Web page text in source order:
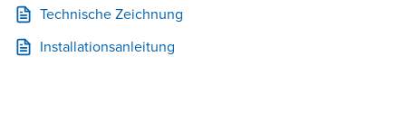
Technische Zeichnung
Installationsanleitung